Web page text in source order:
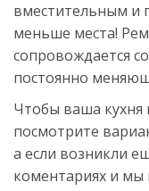
вместительным и
меньше места!
сопровождается
постоянно
Чтобы ваша кухня
посмотрите
а если возникли
коментариях и мы